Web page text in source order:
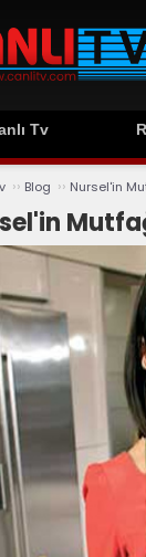
Tv
›› Blog ›› Nursel'in